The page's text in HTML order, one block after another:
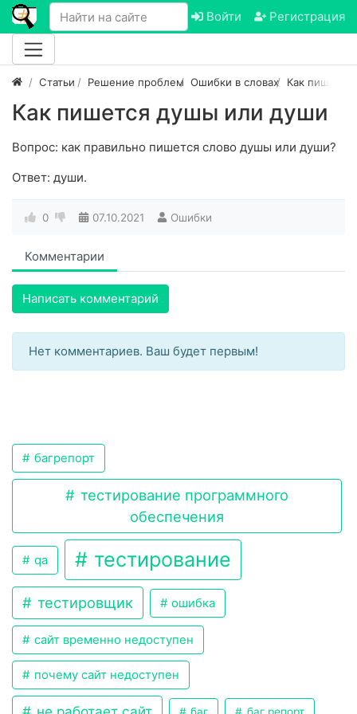
Войти Регистрация
Статьи Решение проблем Ошибки в словах Как пишется
Как пишется душы или души
Вопрос: как правильно пишется слово душы или души?
Ответ: души.
0 07.10.2021 Ошибки
Комментарии
Написать комментарий
Нет комментариев. Ваш будет первым!
багрепорт
тестирование программного
обеспечения
qa тестирование
тестировщик ошибка
сайт временно недоступен
почему сайт недоступен
баг баг репорт